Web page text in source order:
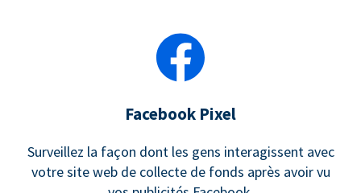
Facebook Pixel
Surveillez la façon dont les gens interagissent avec
votre site web de collecte de fonds après avoir vu